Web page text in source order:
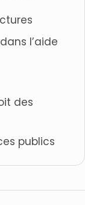
l’aide
des
publics